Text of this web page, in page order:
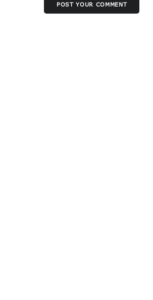
POST YOUR COMMENT